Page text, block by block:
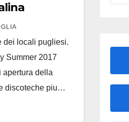
dei locali pugliesi.
Summer 2017
apertura della
discoteche piu…